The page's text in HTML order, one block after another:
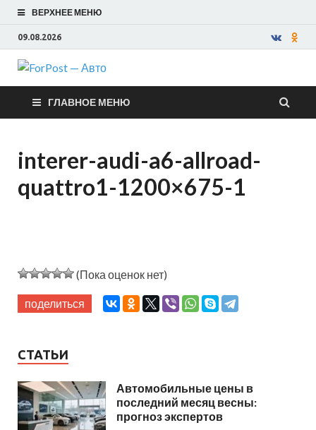
ВЕРХНЕЕ МЕНЮ
09.08.2026
ForPost —
Авто
ГЛАВНОЕ МЕНЮ
interer-audi-a6-allroad-
quattro1-1200×675-1
(Пока оценок нет)
поделиться
СТАТЬИ
Автомобильные цены в
последний месяц весны:
прогноз экспертов